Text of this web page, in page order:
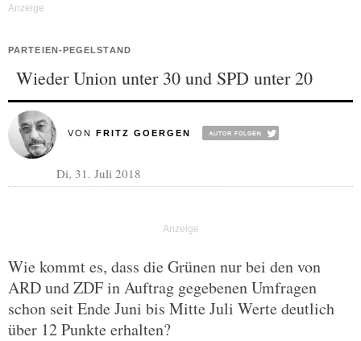
PARTEIEN-PEGELSTAND
Wieder Union unter 30 und SPD unter 20
VON FRITZ GOERGEN
Di, 31. Juli 2018
Wie kommt es, dass die Grünen nur bei den von
ARD und ZDF in Auftrag gegebenen Umfragen
schon seit Ende Juni bis Mitte Juli Werte deutlich
über 12 Punkte erhalten?